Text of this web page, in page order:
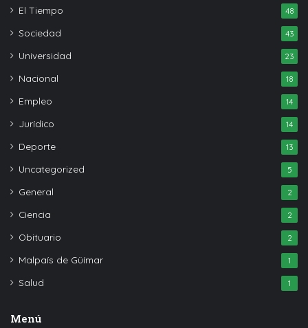
El Tiempo 48
Sociedad 43
Universidad 23
Nacional 18
Empleo 14
Jurídico 14
Deporte 13
Uncategorized 5
General 2
Ciencia 2
Obituario 2
Malpaís de Güímar 1
Salud 1
Menú